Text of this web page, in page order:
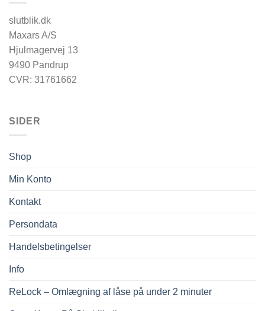
slutblik.dk
Maxars A/S
Hjulmagervej 13
9490 Pandrup
CVR: 31761662
SIDER
Shop
Min Konto
Kontakt
Persondata
Handelsbetingelser
Info
ReLock – Omlægning af låse på under 2 minuter